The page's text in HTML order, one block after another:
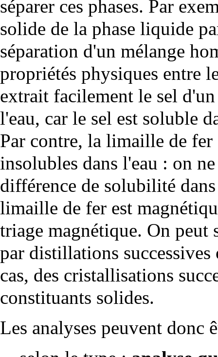
séparer ces phases. Par
solide de la phase liquide
séparation d'un mélange
propriétés physiques entre
extrait facilement le sel
l'eau, car le sel est soluble
Par contre, la limaille de
insolubles dans l'eau : on
différence de solubilité
limaille de fer est
triage magnétique. On peut
par distillations
cas, des cristallisations
constituants solides.
Les analyses peuvent donc